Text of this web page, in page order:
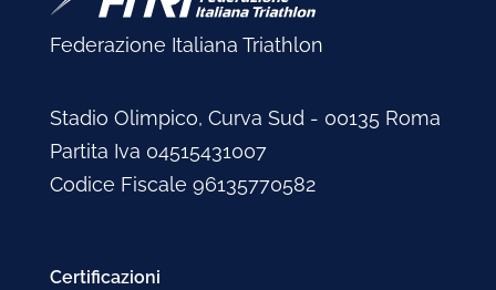
Federazione Italiana Triathlon
Stadio Olimpico, Curva Sud - 00135 Roma
Partita Iva 04515431007
Codice Fiscale 96135770582
Certificazioni